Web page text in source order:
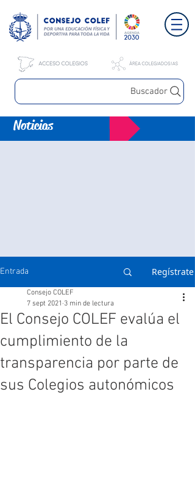
Buscador
Noticias
Entrada Regístrate
El Consejo COLEF evalúa el
cumplimiento de la
transparencia por parte de
sus Colegios autonómicos
Consejo COLEF
7 sept 2021 3 min de lectura